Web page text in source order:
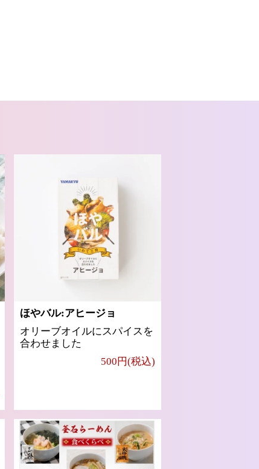
ほやバル:アヒージョ
オリーブオイルにスパイスを
合わせました
500円(税込)